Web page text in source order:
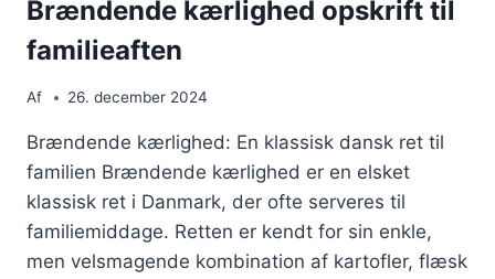
Brændende kærlighed opskrift til
familieaften
Af 26. december 2024
Brændende kærlighed: En klassisk dansk ret til
familien Brændende kærlighed er en elsket
klassisk ret i Danmark, der ofte serveres til
familiemiddage. Retten er kendt for sin enkle,
men velsmagende kombination af kartofler, flæsk